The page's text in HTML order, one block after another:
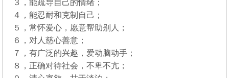
３，能疏导自己的情绪；
４，能忍耐和克制自己；
５，常怀爱心，愿意帮助别人；
６，对人慈心善意；
７，有广泛的兴趣，爱动脑动手；
８，正确对待社会，不卑不亢；